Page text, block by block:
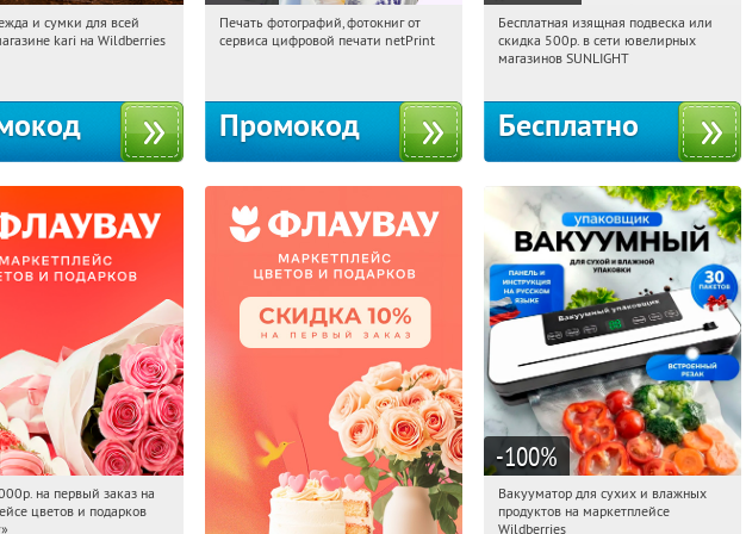
Получили:
и сумки для всей
kari на Wildberries
00:00:22 Получили:
Печать фотографий, фотокниг от
сервиса цифровой печати netPrint
Промокод
00:00:22 Получили:
Россия
Бесплатная изящная подвеска или
скидка 500р. в сети ювелирных
магазинов SUNLIGHT
Бесплатно
Получили:
на первый заказ на
цветов и подарков
-100%
00:00:22 Получили:180
Россия
Вакууматор для сухих и влажных
продуктов на маркетплейсе
Wildberries